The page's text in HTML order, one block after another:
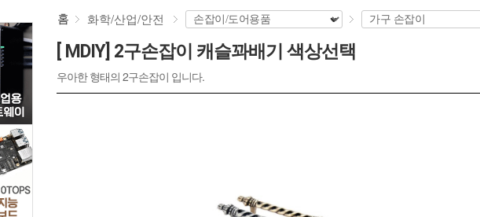
배
기
색
상
선
홈 화학/산업/안전
[ MDIY] 2구손잡이 캐슬꽈배기 색상선택
우아한 형태의 2구손잡이 입니다.